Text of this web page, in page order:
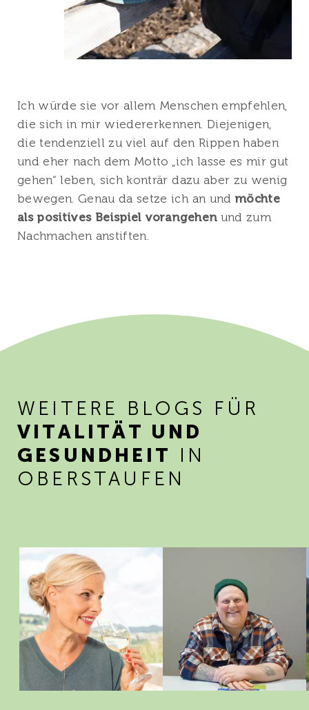
Ich würde sie vor allem Menschen empfehlen,
die sich in mir wiedererkennen. Diejenigen,
die tendenziell zu viel auf den Rippen haben
und eher nach dem Motto „ich lasse es mir gut
gehen“ leben, sich konträr dazu aber zu wenig
bewegen. Genau da setze ich an und möchte
als positives Beispiel vorangehen und zum
Nachmachen anstiften.
WEITERE BLOGS FÜR
VITALITÄT UND
GESUNDHEIT
IN
OBERSTAUFEN